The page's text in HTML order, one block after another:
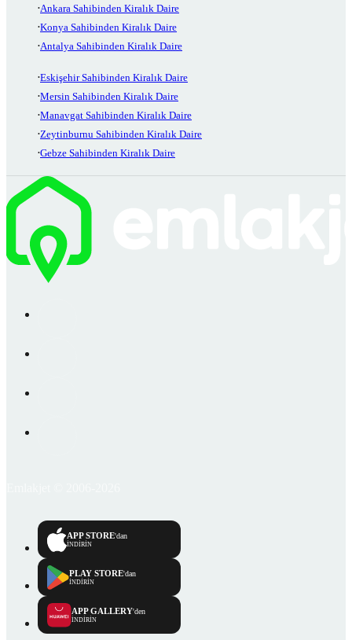
Ankara Sahibinden Kiralık Daire
Konya Sahibinden Kiralık Daire
Antalya Sahibinden Kiralık Daire
Eskişehir Sahibinden Kiralık Daire
Mersin Sahibinden Kiralık Daire
Manavgat Sahibinden Kiralık Daire
Zeytinburnu Sahibinden Kiralık Daire
Gebze Sahibinden Kiralık Daire
APP STORE'dan
İNDİRİN
PLAY STORE'dan
İNDİRİN
APP GALLERY'den
İNDİRİN